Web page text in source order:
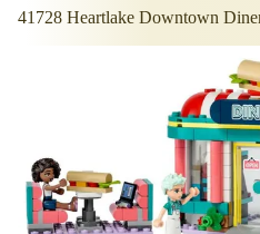
41728 Heartlake Downtown